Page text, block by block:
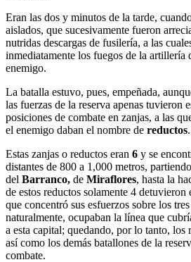
Eran las dos y minutos de la tarde,
aislados, que sucesivamente fueron
nutridas descargas de fusilería, a las
inmediatamente los fuegos de la artillería
enemigo.
La batalla estuvo, pues, empeñada,
las fuerzas de la reserva apenas tuvieron
posiciones de combate en zanjas, a las
el enemigo daban el nombre de reductos.
Estas zanjas o reductos eran 6 y se
distantes de 800 a 1,000 metros,
del Barranco, de Miraflores, hasta la
de estos reductos solamente 4
que concentró sus esfuerzos sobre los
naturalmente, ocupaban la línea que
a esta capital; quedando, por lo tanto, los
así como los demás batallones de la
combate.